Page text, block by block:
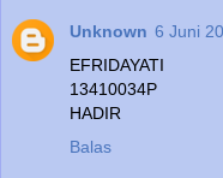
Unknown 6 Juni
EFRIDAYATI
13410034P
HADIR
Balas